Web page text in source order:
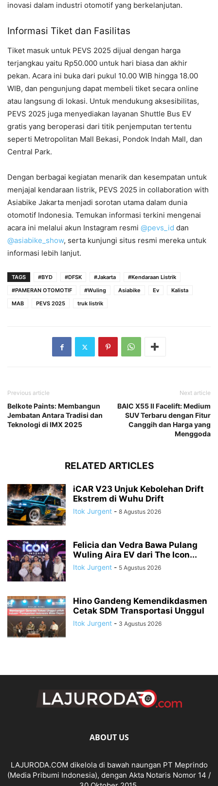
inovasi dalam industri otomotif yang berkelanjutan.
Informasi Tiket dan Fasilitas
Tiket masuk untuk PEVS 2025 dijual dengan harga
terjangkau yaitu Rp50.000 untuk hari biasa dan akhir
pekan. Acara ini buka dari pukul 10.00 WIB hingga 18.00
WIB, dan pengunjung dapat membeli tiket secara online
atau langsung di lokasi. Untuk mendukung aksesibilitas,
PEVS 2025 juga menyediakan layanan Shuttle Bus EV
gratis yang beroperasi dari titik penjemputan tertentu
seperti Metropolitan Mall Bekasi, Pondok Indah Mall, dan
Central Park.
Dengan berbagai kegiatan menarik dan kesempatan untuk
menjajal kendaraan listrik, PEVS 2025 in collaboration with
Asiabike Jakarta menjadi sorotan utama dalam dunia
otomotif Indonesia. Temukan informasi terkini mengenai
acara ini melalui akun Instagram resmi @pevs_id dan
@asiabike_show, serta kunjungi situs resmi mereka untuk
informasi lebih lanjut.
TAGS #BYD #DFSK #Jakarta
#Kendaraan Listrik
#PAMERAN OTOMOTIF
#Wuling Asiabike Ev
Kalista
MAB
PEVS 2025 truk listrik
Previous article
Belkote Paints: Membangun
Jembatan Antara Tradisi dan
Teknologi di IMX 2025
Next article
BAIC X55 II Facelift: Medium
SUV Terbaru dengan Fitur
Canggih dan Harga yang
Menggoda
RELATED ARTICLES
iCAR V23 Unjuk Kebolehan Drift
Ekstrem di Wuhu Drift
Itok Jurgent - 8 Agustus 2026
Felicia dan Vedra Bawa Pulang
Wuling Aira EV dari The Icon...
Itok Jurgent - 5 Agustus 2026
Hino Gandeng Kemendikdasmen
Cetak SDM Transportasi Unggul
Itok Jurgent - 3 Agustus 2026
ABOUT US
LAJURODA.COM dikelola di bawah naungan PT Meprindo
(Media Pribumi Indonesia), dengan Akta Notaris Nomor 14 /